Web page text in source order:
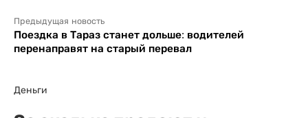
Предыдущая новость
Поездка в Тараз станет дольше: водителей
перенаправят на старый перевал
Деньги